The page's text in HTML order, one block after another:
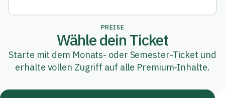
PREISE
Wähle dein Ticket
Starte mit dem Monats- oder Semester-Ticket und
erhalte vollen Zugriff auf alle Premium-Inhalte.